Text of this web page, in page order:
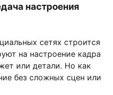
настроения
сетях строится
на настроение кадра
или детали. Но как
без сложных сцен или